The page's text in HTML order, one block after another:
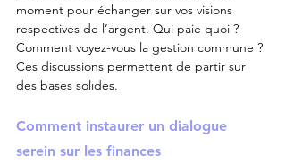
moment pour échanger sur vos visions
respectives de l’argent. Qui paie quoi ?
Comment voyez-vous la gestion commune ?
Ces discussions permettent de partir sur
des bases solides.
Comment instaurer un dialogue
serein sur les finances